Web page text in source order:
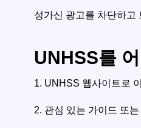
성가신 광고를 차단하고
UNHSS를
1. UNHSS 웹사이트로
2. 관심 있는 가이드 또